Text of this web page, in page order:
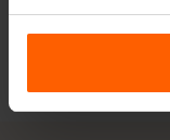
zależy od
korzystania.